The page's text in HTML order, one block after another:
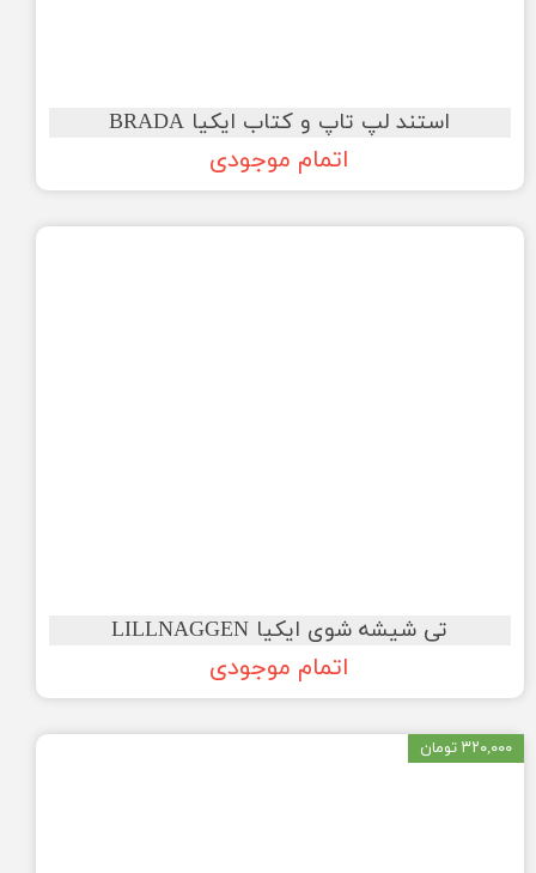
استند لپ تاپ و کتاب ایکیا BRADA
اتمام موجودی
تی شیشه شوی ایکیا LILLNAGGEN
اتمام موجودی
۳۲۰,۰۰۰ تومان